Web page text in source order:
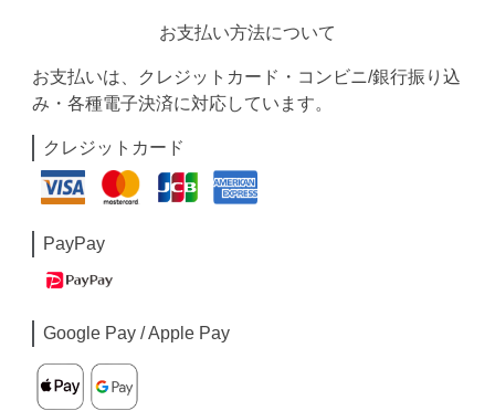
お支払い方法について
お支払いは、クレジットカード・コンビニ/銀行振り込
み・各種電子決済に対応しています。
クレジットカード
PayPay
Google Pay / Apple Pay